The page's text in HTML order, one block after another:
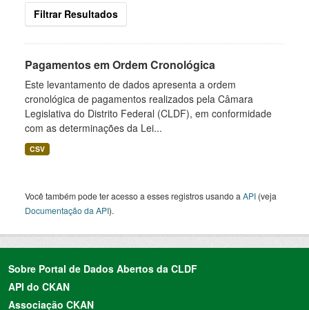
Filtrar Resultados
Pagamentos em Ordem Cronológica
Este levantamento de dados apresenta a ordem
cronológica de pagamentos realizados pela Câmara
Legislativa do Distrito Federal (CLDF), em conformidade
com as determinações da Lei...
CSV
Você também pode ter acesso a esses registros usando a API (veja
Documentação da API).
Sobre Portal de Dados Abertos da CLDF
API do CKAN
Associação CKAN